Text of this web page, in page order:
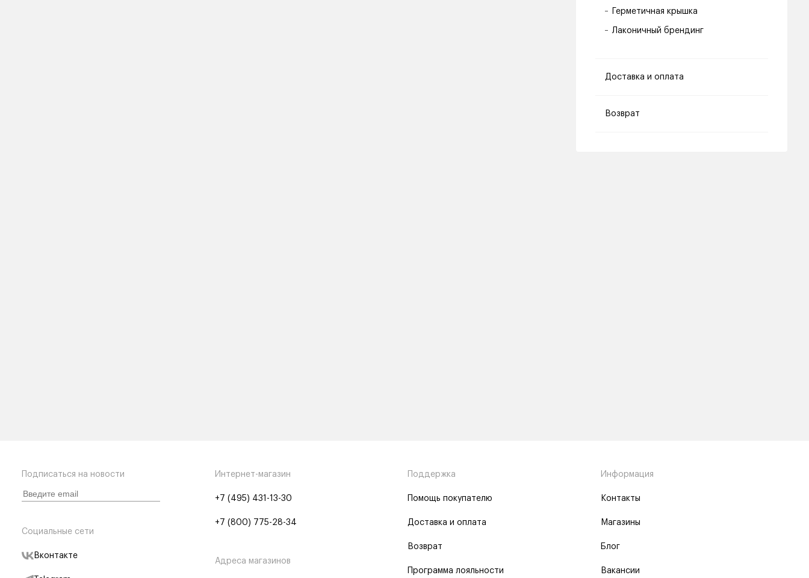
Герметичная крышка
Лаконичный брендинг
Доставка и оплата
Возврат
Подписаться на новости
Социальные сети
Вконтакте
Интернет-магазин
+7 (495) 431-13-30
+7 (800) 775-28-34
Адреса магазинов
Поддержка
Помощь покупателю
Доставка и оплата
Возврат
Программа лояльности
Информация
Контакты
Магазины
Блог
Вакансии